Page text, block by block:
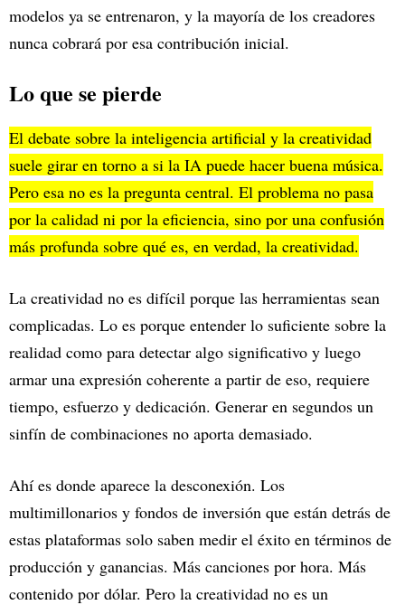
modelos ya se entrenaron, y la mayoría de los creadores
nunca cobrará por esa contribución inicial.
Lo que se pierde
El debate sobre la inteligencia artificial y la creatividad
suele girar en torno a si la IA puede hacer buena música.
Pero esa no es la pregunta central. El problema no pasa
por la calidad ni por la eficiencia, sino por una confusión
más profunda sobre qué es, en verdad, la creatividad.
La creatividad no es difícil porque las herramientas sean
complicadas. Lo es porque entender lo suficiente sobre la
realidad como para detectar algo significativo y luego
armar una expresión coherente a partir de eso, requiere
tiempo, esfuerzo y dedicación. Generar en segundos un
sinfín de combinaciones no aporta demasiado.
Ahí es donde aparece la desconexión. Los
multimillonarios y fondos de inversión que están detrás de
estas plataformas solo saben medir el éxito en términos de
producción y ganancias. Más canciones por hora. Más
contenido por dólar. Pero la creatividad no es un